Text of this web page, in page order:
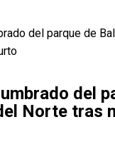
del
Norte tras